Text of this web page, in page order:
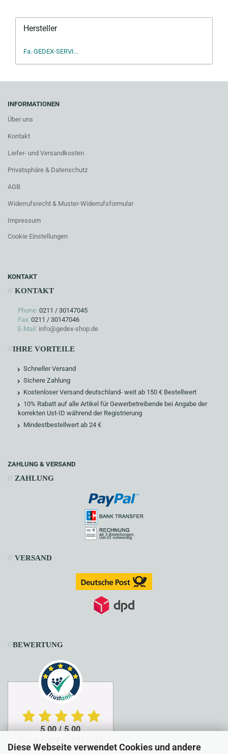
Diese Webseite verwendet Cookies und andere
Hersteller
Fa. GEDEX-SERVI...
INFORMATIONEN
Über uns
Kontakt
Liefer- und Versandkosten
Privatsphäre & Datenschutz
AGB
Widerrufsrecht & Muster-Widerrufsformular
Impressum
Cookie Einstellungen
KONTAKT
// KONTAKT
Phone: 0211 / 30147045
Fax: 0211 / 30147046
E-Mail: info@gedex-shop.de
//IHRE VORTEILE
Schneller Versand
Sichere Zahlung
Kostenloser Versand deutschland- weit ab 150 € Bestellwert
10% Rabatt auf alle Artikel für Gewerbetreibende bei Angabe der
korrekten Ust-ID während der Registrierung
Mindestbestellwert ab 24 €
ZAHLUNG & VERSAND
// ZAHLUNG
// VERSAND
//BEWERTUNG